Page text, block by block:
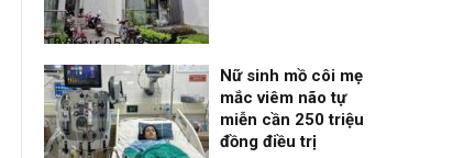
Thời sự
05/08/26, 12:06
Nữ sinh mồ côi mẹ
mắc viêm não tự
miễn cần 250 triệu
đồng điều trị